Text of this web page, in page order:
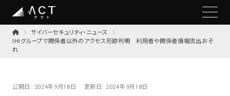
サイバーセキュリティ・ニュース
IHIグループで関係者以外のアクセス形跡判明 利用者や関係者情報流出おそ
れ
公開日: 2024年9月18日 更新日: 2024年9月18日